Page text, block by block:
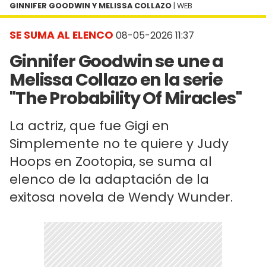
SE SUMA AL ELENCO 08-05-2026 11:37
Ginnifer Goodwin se une a
Melissa Collazo en la serie
"The Probability Of Miracles"
La actriz, que fue Gigi en
Simplemente no te quiere y Judy
Hoops en Zootopia, se suma al
elenco de la adaptación de la
exitosa novela de Wendy Wunder.
GINNIFER GOODWIN Y MELISSA COLLAZO | WEB